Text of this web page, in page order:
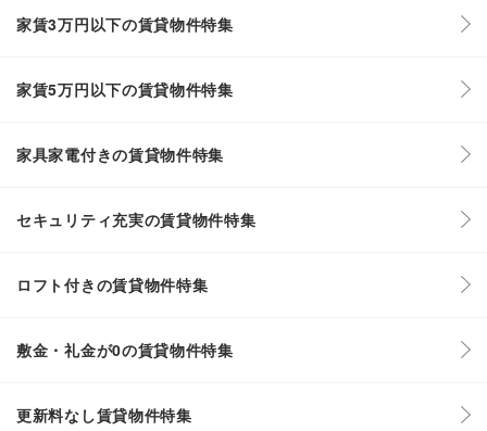
家賃3万円以下の賃貸物件特集
家賃5万円以下の賃貸物件特集
家具家電付きの賃貸物件特集
セキュリティ充実の賃貸物件特集
ロフト付きの賃貸物件特集
敷金・礼金が0の賃貸物件特集
更新料なし賃貸物件特集